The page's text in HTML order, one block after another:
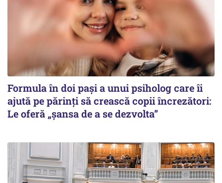
Formula în doi pași a unui psiholog care îi
ajută pe părinți să crească copii încrezători:
Le oferă „șansa de a se dezvolta”